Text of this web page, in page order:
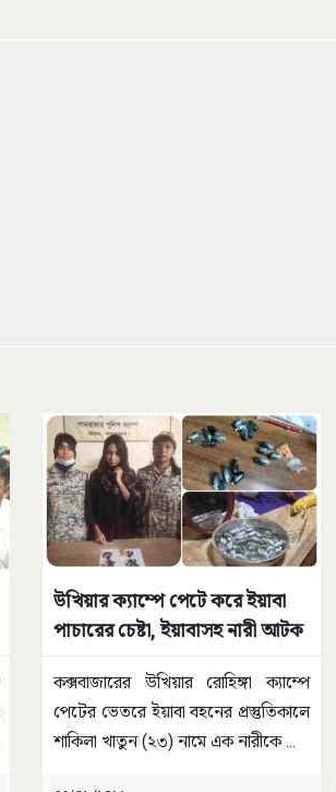
উখিয়ার ক্যাম্পে পেটে করে ইয়াবা
পাচারের চেষ্টা, ইয়াবাসহ নারী আটক
কক্সবাজারের উখিয়ার রোহিঙ্গা ক্যাম্পে
পেটের ভেতরে ইয়াবা বহনের প্রস্তুতিকালে
শাকিলা খাতুন (২৩) নামে এক নারীকে...